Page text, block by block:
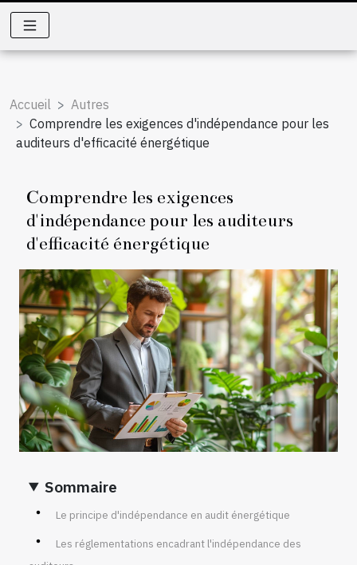
Accueil
Autres
Comprendre les exigences d'indépendance pour les
auditeurs d'efficacité énergétique
Comprendre les exigences
d'indépendance pour les auditeurs
d'efficacité énergétique
Sommaire
Le principe d'indépendance en audit énergétique
Les réglementations encadrant l'indépendance des